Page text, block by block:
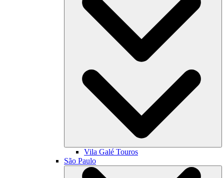
Vila Galé Touros
São Paulo